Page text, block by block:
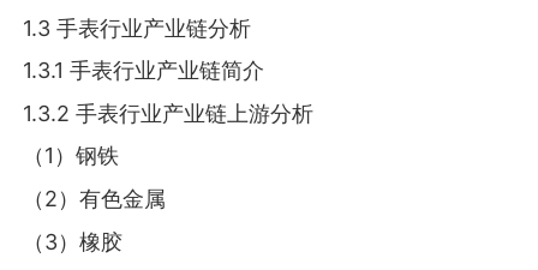
1.3 手表行业产业链分析
1.3.1 手表行业产业链简介
1.3.2 手表行业产业链上游分析
（1）钢铁
（2）有色金属
（3）橡胶